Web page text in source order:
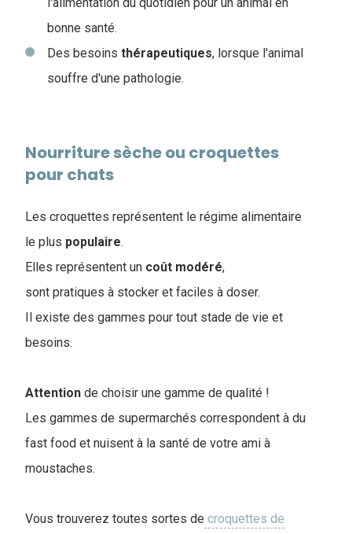
bonne santé.
Des besoins thérapeutiques, lorsque l'animal
souffre d'une pathologie.
Nourriture sèche ou croquettes
pour chats
Les croquettes représentent le régime alimentaire
le plus populaire.
Elles représentent un coût modéré,
sont pratiques à stocker et faciles à doser.
Il existe des gammes pour tout stade de vie et
besoins.
Attention de choisir une gamme de qualité !
Les gammes de supermarchés correspondent à du
fast food et nuisent à la santé de votre ami à
moustaches.
Vous trouverez toutes sortes de croquettes de